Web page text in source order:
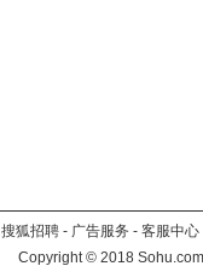
搜狐招聘 - 广告服务 - 客服中心
Copyright©2018